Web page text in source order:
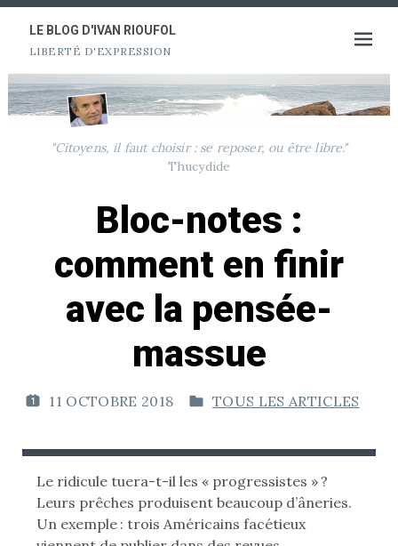
Aller
contenu
LE BLOG D'IVAN RIOUFOL
LIBERTÉ D'EXPRESSION
Ouvrir
le
menu
"Citoyens, il faut choisir : se reposer, ou être libre."
Thucydide
Bloc-notes :
comment en finir
avec la pensée-
massue
P
B
11 OCTOBRE 2018
P
B
É
TOUS LES ARTICLES
Le ridicule tuera-t-il les « progressistes » ?
Leurs prêches produisent beaucoup d’âneries.
Un exemple : trois Américains facétieux